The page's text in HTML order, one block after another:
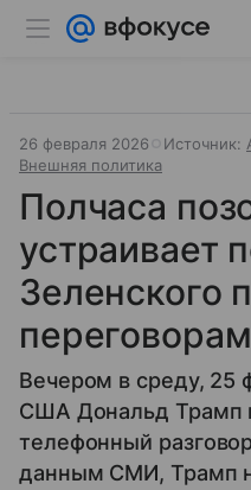
26 февраля 2026 Источник:
Внешняя политика
Полчаса
устраивает
Зеленского
Вечером в среду, 25
США Дональд Трамп
телефонный
данным СМИ, Трамп